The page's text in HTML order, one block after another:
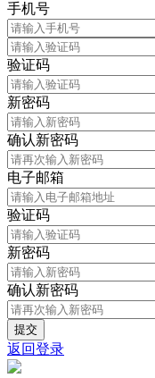
手机号
验证码
新密码
确认新密码
电子邮箱
验证码
新密码
确认新密码
返回登录